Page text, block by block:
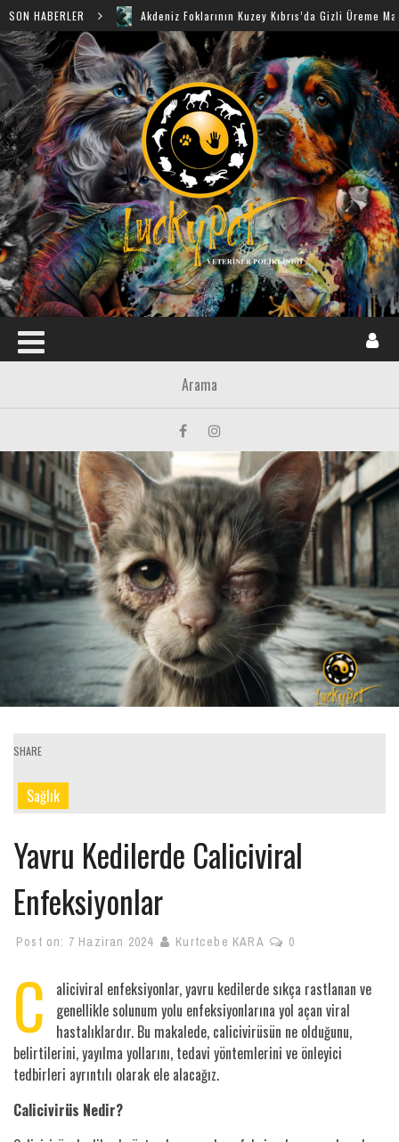
SON HABERLER Akdeniz Foklarının Kuzey Kıbrıs’da Gizli Üreme Mağaraları
SHARE
Sağlık
Yavru Kedilerde Caliciviral
Enfeksiyonlar
Post on: 7 Haziran 2024 Kurtcebe KARA 0
C
aliciviral enfeksiyonlar, yavru kedilerde sıkça rastlanan ve
genellikle solunum yolu enfeksiyonlarına yol açan viral
hastalıklardır. Bu makalede, calicivirüsün ne olduğunu,
belirtilerini, yayılma yollarını, tedavi yöntemlerini ve önleyici
tedbirleri ayrıntılı olarak ele alacağız.
Calicivirüs Nedir?